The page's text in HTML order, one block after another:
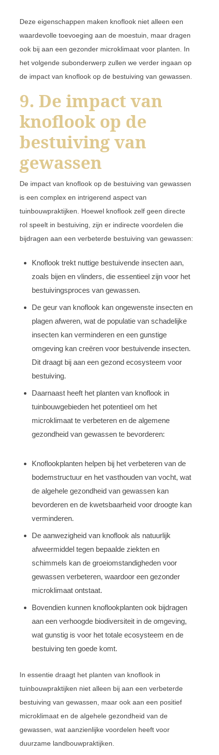
Deze eigenschappen maken knoflook niet alleen een
waardevolle toevoeging aan de moestuin, maar dragen
ook bij aan een gezonder microklimaat voor planten. In
het volgende subonderwerp zullen we verder ingaan op
de impact van knoflook op de bestuiving van gewassen.
9. De impact van
knoflook op de
bestuiving van
gewassen
De impact van knoflook op de bestuiving van gewassen
is een complex en intrigerend aspect van
tuinbouwpraktijken. Hoewel knoflook zelf geen directe
rol speelt in bestuiving, zijn er indirecte voordelen die
bijdragen aan een verbeterde bestuiving van gewassen:
Knoflook trekt nuttige bestuivende insecten aan,
zoals bijen en vlinders, die essentieel zijn voor het
bestuivingsproces van gewassen.
De geur van knoflook kan ongewenste insecten en
plagen afweren, wat de populatie van schadelijke
insecten kan verminderen en een gunstige
omgeving kan creëren voor bestuivende insecten.
Dit draagt bij aan een gezond ecosysteem voor
bestuiving.
Daarnaast heeft het planten van knoflook in
tuinbouwgebieden het potentieel om het
microklimaat te verbeteren en de algemene
gezondheid van gewassen te bevorderen:
Knoflookplanten helpen bij het verbeteren van de
bodemstructuur en het vasthouden van vocht, wat
de algehele gezondheid van gewassen kan
bevorderen en de kwetsbaarheid voor droogte kan
verminderen.
De aanwezigheid van knoflook als natuurlijk
afweermiddel tegen bepaalde ziekten en
schimmels kan de groeiomstandigheden voor
gewassen verbeteren, waardoor een gezonder
microklimaat ontstaat.
Bovendien kunnen knoflookplanten ook bijdragen
aan een verhoogde biodiversiteit in de omgeving,
wat gunstig is voor het totale ecosysteem en de
bestuiving ten goede komt.
In essentie draagt het planten van knoflook in
tuinbouwpraktijken niet alleen bij aan een verbeterde
bestuiving van gewassen, maar ook aan een positief
microklimaat en de algehele gezondheid van de
gewassen, wat aanzienlijke voordelen heeft voor
duurzame landbouwpraktijken.